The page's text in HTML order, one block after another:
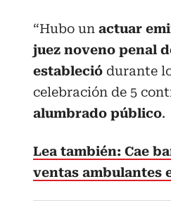
“Hubo un actuar
juez noveno penal
estableció durante
celebración de 5
alumbrado público.
Lea también: Cae
ventas ambulantes